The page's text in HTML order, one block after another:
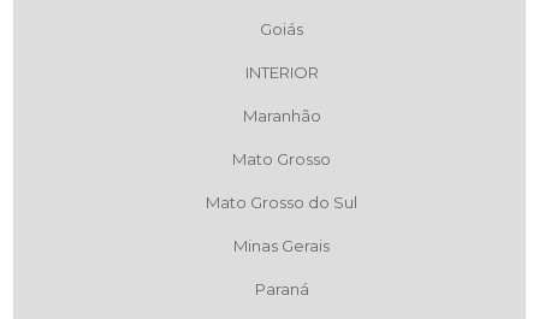
Goiás
INTERIOR
Maranhão
Mato Grosso
Mato Grosso do Sul
Minas Gerais
Paraná